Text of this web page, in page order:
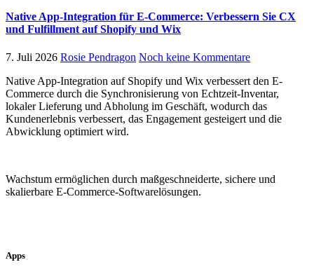
Native App-Integration für E-Commerce: Verbessern Sie CX
und Fulfillment auf Shopify und Wix
7. Juli 2026 Rosie Pendragon Noch keine Kommentare
Native App-Integration auf Shopify und Wix verbessert den E-
Commerce durch die Synchronisierung von Echtzeit-Inventar,
lokaler Lieferung und Abholung im Geschäft, wodurch das
Kundenerlebnis verbessert, das Engagement gesteigert und die
Abwicklung optimiert wird.
Wachstum ermöglichen durch maßgeschneiderte, sichere und
skalierbare E-Commerce-Softwarelösungen.
Apps